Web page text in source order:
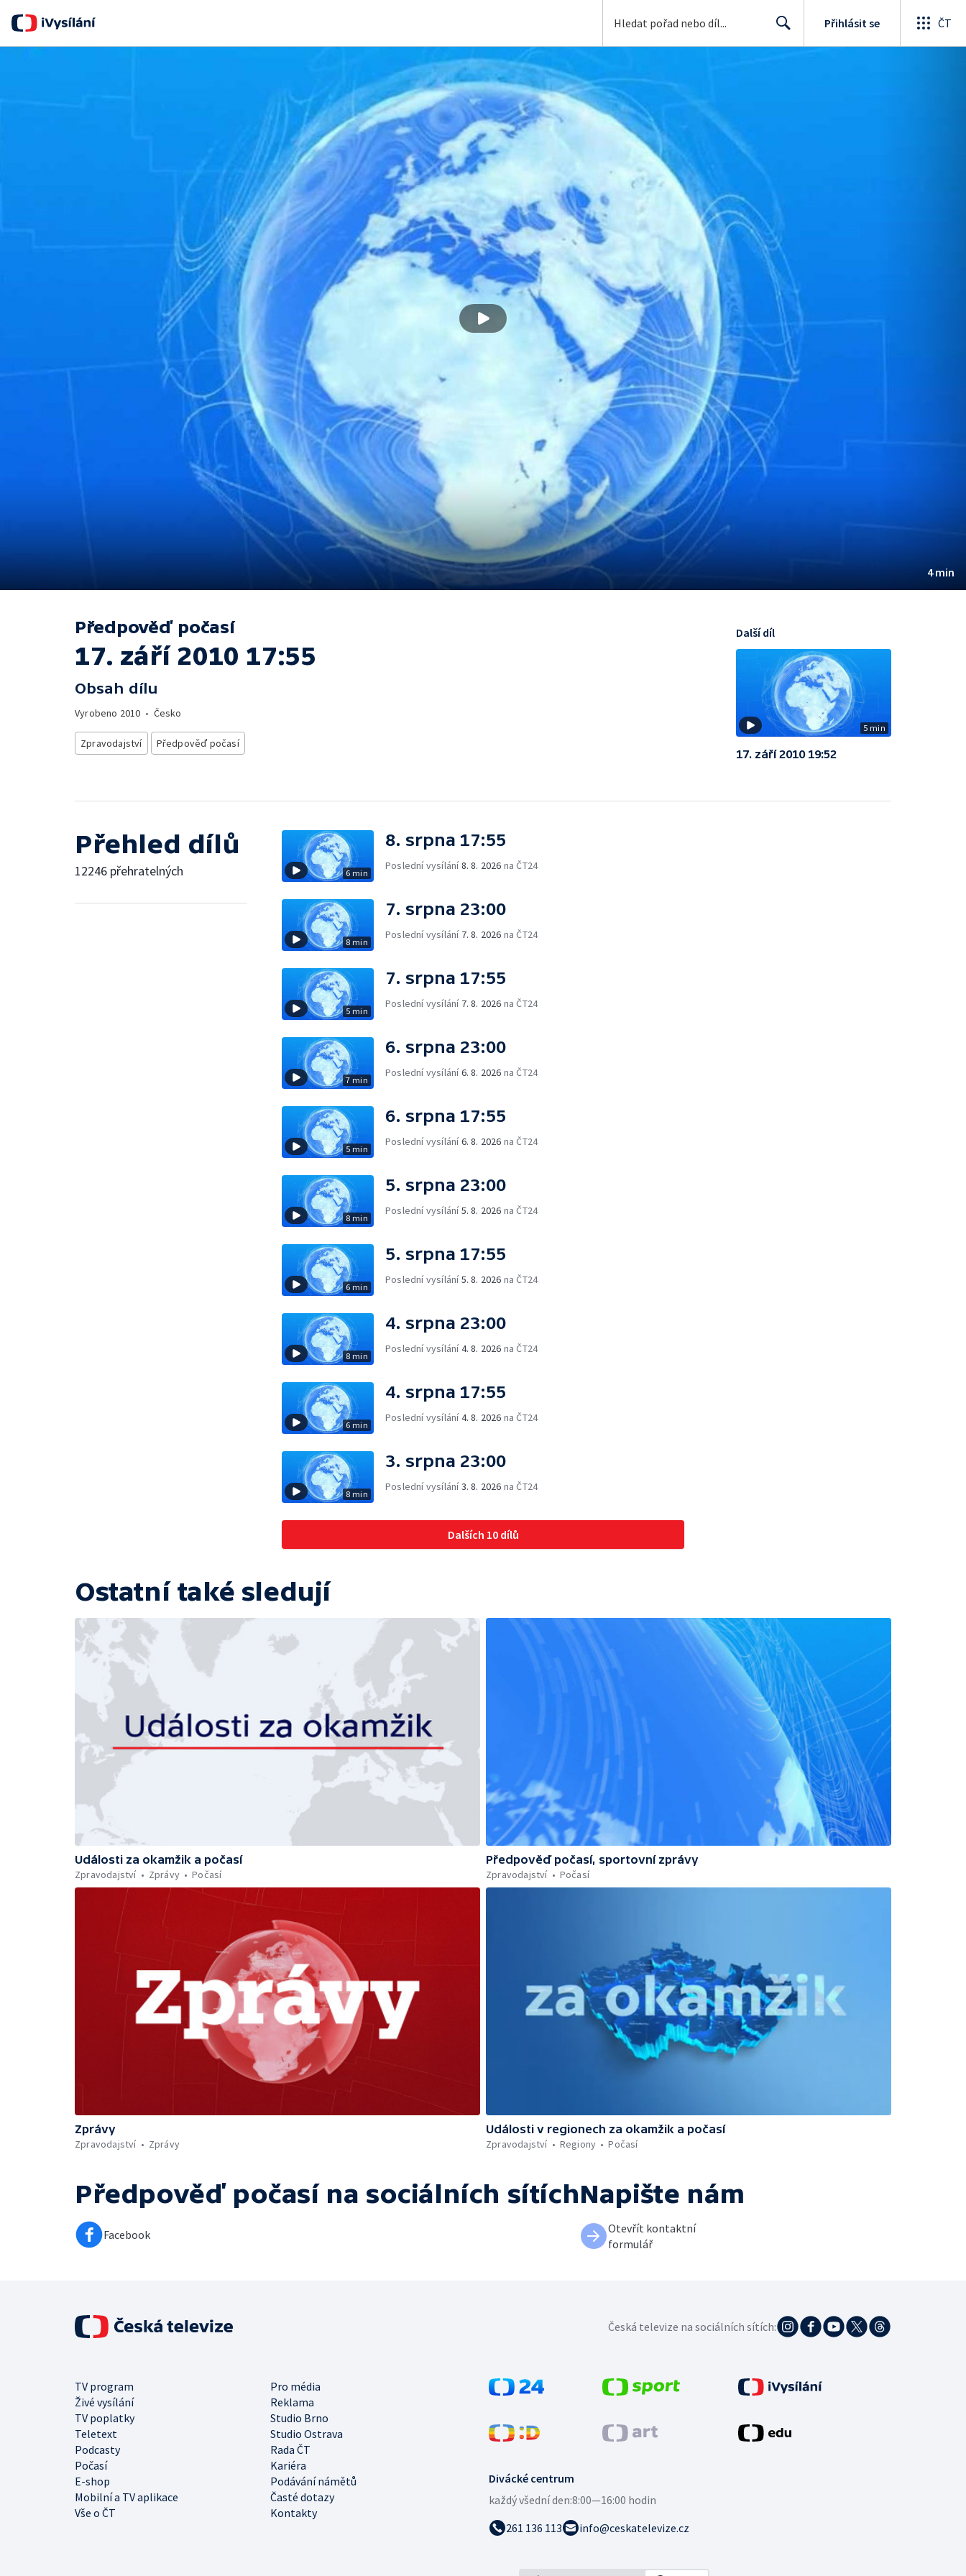
Přihlásit se ČT
4 min
Předpověď počasí
17. září 2010 17:55
Obsah dílu
Vyrobeno 2010 • Česko
Zpravodajství Předpověď počasí
5 min
Další díl
17. září 2010 19:52
Přehled dílů
12246 přehratelných 6 min
8. srpna 17:55
Poslední vysílání8. 8. 2026 na ČT24
8 min
7. srpna 23:00
Poslední vysílání 7. 8. 2026 na ČT24
5 min
7. srpna 17:55
Poslední vysílání 7. 8. 2026 na ČT24
7 min
6. srpna 23:00
Poslední vysílání6. 8. 2026 na ČT24
5 min
6. srpna 17:55
Poslední vysílání6. 8. 2026 na ČT24
8 min
5. srpna 23:00
Poslední vysílání5. 8. 2026 na ČT24
6 min
5. srpna 17:55
Poslední vysílání5. 8. 2026 na ČT24
8 min
4. srpna 23:00
Poslední vysílání4. 8. 2026 na ČT24
6 min
4. srpna 17:55
Poslední vysílání4. 8. 2026 na ČT24
8 min
3. srpna 23:00
Poslední vysílání3. 8. 2026 na ČT24
Dalších 10 dílů
Ostatní také sledují
Události za okamžik a počasí
Zpravodajství
Zprávy Počasí
Předpověď počasí, sportovní zprávy
Zpravodajství
Počasí
Zprávy
Zpravodajství
Zprávy
Události v regionech za okamžik a počasí
Zpravodajství
Regiony Počasí
Předpověď počasí na sociálních sítích
Facebook
Napište nám
Otevřít kontaktní
formulář
Divácké centrum
každý všední den:8:00—16:00 hodin
261 136 113
info@ceskatelevize.cz
TV program
Pro média
Živé vysílání
Reklama
TV poplatky
Studio Brno
Teletext
Studio Ostrava
Podcasty
Rada ČT
Počasí
Kariéra
E-shop
Podávání námětů
Mobilní a TV aplikace
Časté dotazy
Vše o ČT
Kontakty
Česká televize na sociálních sítích: